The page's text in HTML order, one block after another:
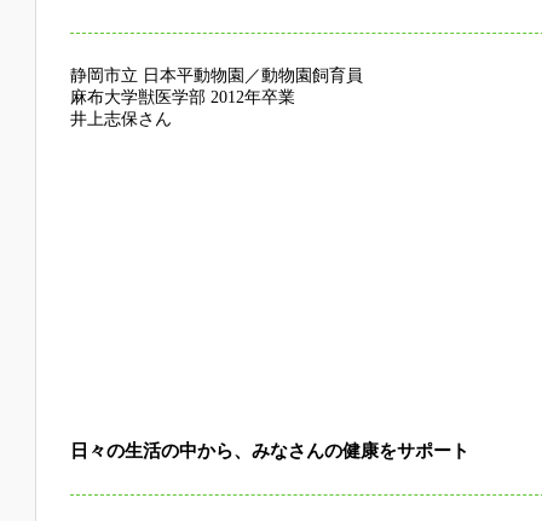
静岡市立 日本平動物園／動物園飼育員
麻布大学獣医学部 2012年卒業
井上志保さん
日々の生活の中から、みなさんの健康をサポート